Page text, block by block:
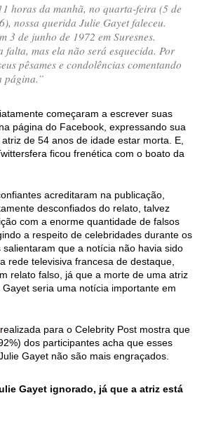
horas da manhã, no quarta-feira (5 de
nossa querida Julie Gayet faleceu.
3 de junho de 1972 em Suresnes.
falta, mas ela não será esquecida. Por
pêsames e condolências comentando
página.”
começaram a escrever suas
página do Facebook, expressando sua
de 54 anos de idade estar morta. E,
ficou frenética com o boato da
acreditaram na publicação,
desconfiados do relato, talvez
com a enorme quantidade de falsos
a respeito de celebridades durante os
salientaram que a notícia não havia sido
rede televisiva francesa de destaque,
relato falso, já que a morte de uma atriz
seria uma notícia importante em
realizada para o Celebrity Post mostra que
dos participantes acha que esses
Gayet não são mais engraçados.
Gayet ignorado, já que a atriz está